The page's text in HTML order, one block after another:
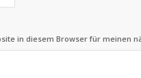
in diesem Browser für meinen